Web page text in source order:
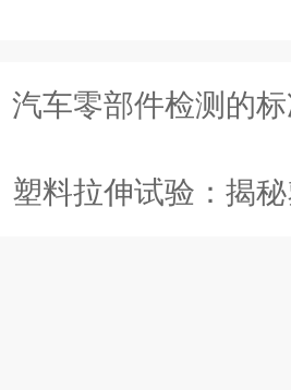
汽车零部件检测的
塑料拉伸试验：揭秘塑